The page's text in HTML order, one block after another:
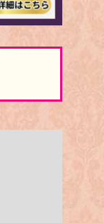
! 夏
っく